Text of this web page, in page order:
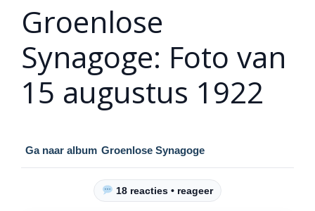
Groenlose
Synagoge: Foto van
15 augustus 1922
Ga naar album Groenlose Synagoge
18 reacties • reageer